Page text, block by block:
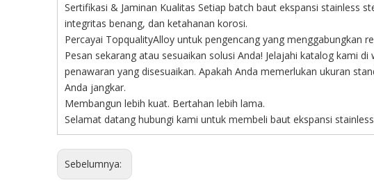
Sertifikasi & Jaminan Kualitas Setiap batch baut ekspansi stainless
integritas benang, dan ketahanan korosi.
Percayai TopqualityAlloy untuk pengencang yang menggabungkan
Pesan sekarang atau sesuaikan solusi Anda! Jelajahi katalog kami
penawaran yang disesuaikan. Apakah Anda memerlukan ukuran
Anda jangkar.
Membangun lebih kuat. Bertahan lebih lama.
Selamat datang hubungi kami untuk membeli baut ekspansi
Sebelumnya: